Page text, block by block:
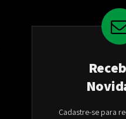
Cadastre-se para